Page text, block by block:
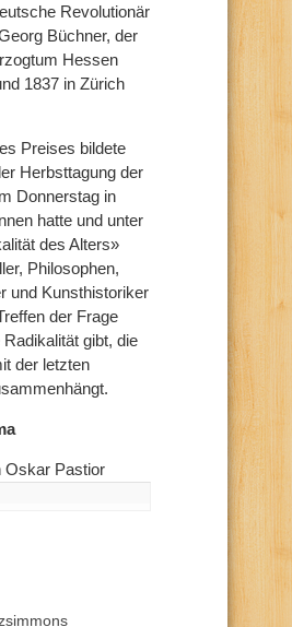
Revolutionär
Büchner, der
Hessen
1837 in Zürich
Preises bildete
Herbsttagung der
Donnerstag in
hatte und unter
des Alters»
Philosophen,
und Kunsthistoriker
der Frage
gibt, die
der letzten
Oskar Pastior